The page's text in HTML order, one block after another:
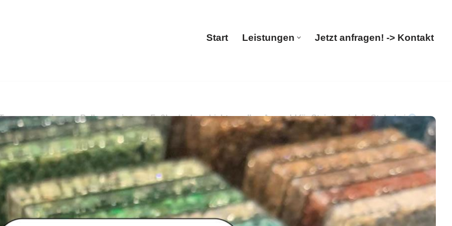
Start Leistungen Jetzt anfragen! -> Kontakt
Balkonsanierung, Fußbodenbeschichtung. Ihre Auswahl für Steinteppich in Stuhr bei
Balkonsanierung, Fußbodenbeschichtung. PayKIES, Ihr Boden-Verleger in 28816 Stuhr – gleich ✓Steinteppich,
und ✓Fußbodenbeschichtung. Zusammen erreichen wir mehr ✉.